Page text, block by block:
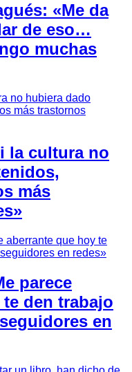
«Me da
de eso…
muchas
la cultura no
más
parece
den trabajo
en